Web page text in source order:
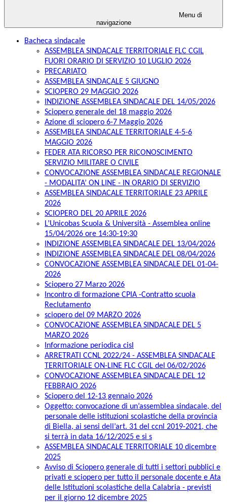
Menu di
navigazione
Bacheca sindacale
ASSEMBLEA SINDACALE TERRITORIALE FLC CGIL
FUORI ORARIO DI SERVIZIO 10 LUGLIO 2026
PRECARIATO
ASSEMBLEA SINDACALE 5 GIUGNO
SCIOPERO 29 MAGGIO 2026
INDIZIONE ASSEMBLEA SINDACALE DEL 14/05/2026
Sciopero generale del 18 maggio 2026
Azione di sciopero 6-7 Maggio 2026
ASSEMBLEA SINDACALE TERRITORIALE 4-5-6
MAGGIO 2026
FEDER ATA RICORSO PER RICONOSCIMENTO
SERVIZIO MILITARE O CIVILE
CONVOCAZIONE ASSEMBLEA SINDACALE REGIONALE
- MODALITA’ ON LINE - IN ORARIO DI SERVIZIO
ASSEMBLEA SINDACALE TERRITORIALE 23 APRILE
2026
SCIOPERO DEL 20 APRILE 2026
L’Unicobas Scuola & Università - Assemblea online
15/04/2026 ore 14:30-19:30
INDIZIONE ASSEMBLEA SINDACALE DEL 13/04/2026
INDIZIONE ASSEMBLEA SINDACALE DEL 08/04/2026
CONVOCAZIONE ASSEMBLEA SINDACALE DEL 01-04-
2026
Sciopero 27 Marzo 2026
Incontro di formazione CPIA -Contratto scuola
Reclutamento
sciopero del 09 MARZO 2026
CONVOCAZIONE ASSEMBLEA SINDACALE DEL 5
MARZO 2026
Informazione periodica cisl
ARRETRATI CCNL 2022/24 - ASSEMBLEA SINDACALE
TERRITORIALE ON-LINE FLC CGIL del 06/02/2026
CONVOCAZIONE ASSEMBLEA SINDACALE DEL 12
FEBBRAIO 2026
Sciopero del 12-13 gennaio 2026
Oggetto: convocazione di un’assemblea sindacale, del
personale delle istituzioni scolastiche della provincia
di Biella, ai sensi dell’art. 31 del ccnl 2019-2021, che
si terrà in data 16/12/2025 e si s
ASSEMBLEA SINDACALE TERRITORIALE 10 dicembre
2025
Avviso di Sciopero generale di tutti i settori pubblici e
privati e sciopero per tutto il personale docente e Ata
delle Istituzioni scolastiche della Calabria - previsti
per il giorno 12 dicembre 2025